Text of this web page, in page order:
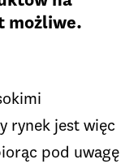
możliwe.
rynek jest więc
pod uwagę